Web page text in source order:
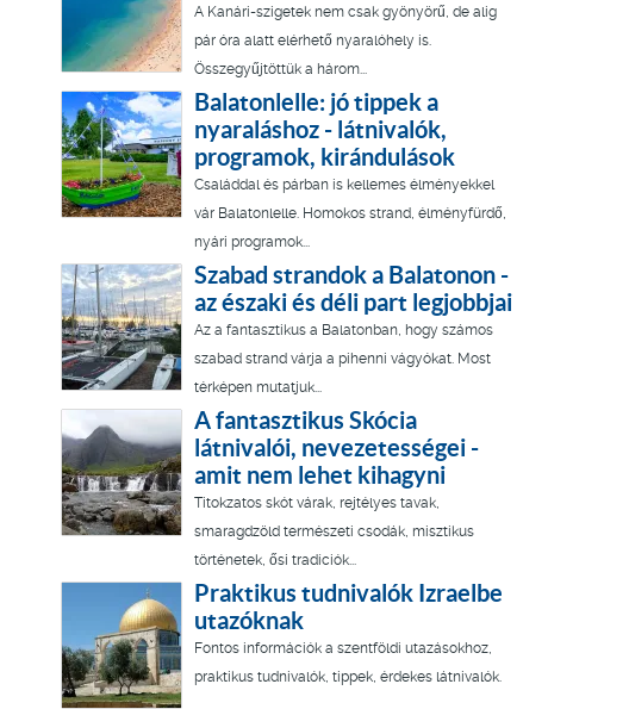
A Kanári-szigetek nem csak gyönyörű, de alig
pár óra alatt elérhető nyaralóhely is.
Összegyűjtöttük a három...
Balatonlelle: jó tippek a
nyaraláshoz - látnivalók,
programok, kirándulások
Családdal és párban is kellemes élményekkel
vár Balatonlelle. Homokos strand, élményfürdő,
nyári programok...
Szabad strandok a Balatonon -
az északi és déli part legjobbjai
Az a fantasztikus a Balatonban, hogy számos
szabad strand várja a pihenni vágyókat. Most
térképen mutatjuk...
A fantasztikus Skócia
látnivalói, nevezetességei -
amit nem lehet kihagyni
Titokzatos skót várak, rejtélyes tavak,
smaragdzöld természeti csodák, misztikus
történetek, ősi tradíciók...
Praktikus tudnivalók Izraelbe
utazóknak
Fontos információk a szentföldi utazásokhoz,
praktikus tudnivalók, tippek, érdekes látnivalók.